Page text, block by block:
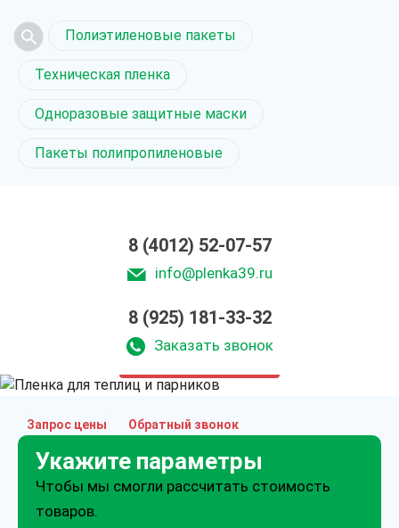
Полиэтиленовые пакеты
Техническая пленка
Одноразовые защитные маски
Пакеты полипропиленовые
8 (4012) 52-07-57
info@plenka39.ru
8 (925) 181-33-32
Заказать звонок
и парников
в Калининграде
Запрос цены Обратный звонок
Укажите параметры
Чтобы мы смогли рассчитать стоимость
товаров.